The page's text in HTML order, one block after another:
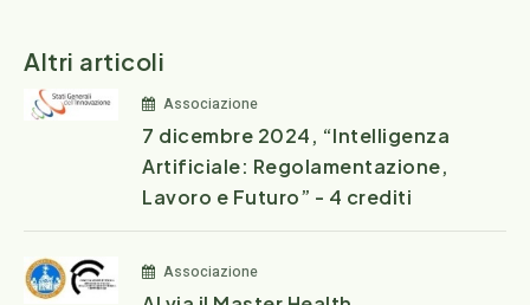
Altri articoli
Associazione
7 dicembre 2024, “Intelligenza
Artificiale: Regolamentazione,
Lavoro e Futuro” - 4 crediti
Associazione